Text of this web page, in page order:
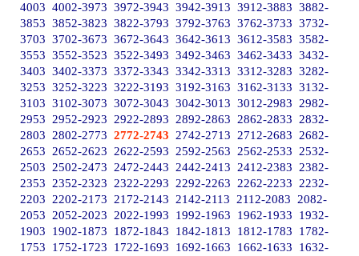
4003 4002-3973 3972-3943 3942-3913 3912-3883 3882-
3853 3852-3823 3822-3793 3792-3763 3762-3733 3732-
3703 3702-3673 3672-3643 3642-3613 3612-3583 3582-
3553 3552-3523 3522-3493 3492-3463 3462-3433 3432-
3403 3402-3373 3372-3343 3342-3313 3312-3283 3282-
3253 3252-3223 3222-3193 3192-3163 3162-3133 3132-
3103 3102-3073 3072-3043 3042-3013 3012-2983
2982-
2953
2952-2923 2922-2893 2892-2863 2862-2833
2832-
2803
2802-2773 2772-2743 2742-2713 2712-2683
2682-
2653
2652-2623 2622-2593 2592-2563 2562-2533
2532-
2503
2502-2473 2472-2443 2442-2413 2412-2383
2382-
2353
2352-2323 2322-2293 2292-2263 2262-2233
2232-
2203
2202-2173 2172-2143 2142-2113 2112-2083
2082-
2053
2052-2023 2022-1993 1992-1963 1962-1933
1932-
1903
1902-1873 1872-1843 1842-1813 1812-1783
1782-
1753
1752-1723 1722-1693 1692-1663 1662-1633
1632-